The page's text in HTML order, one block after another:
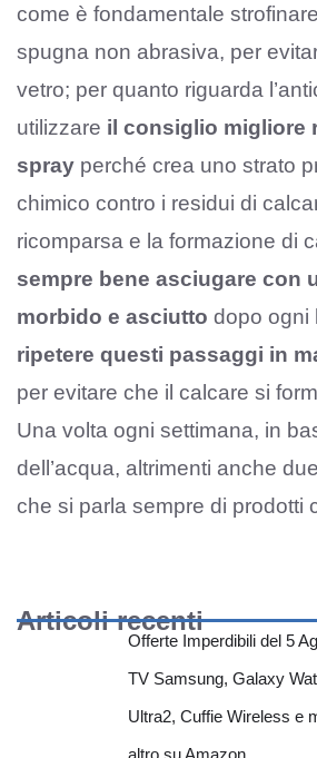
come è fondamentale
spugna non abrasiva, per
vetro; per quanto riguarda
utilizzare il consiglio migliore
spray perché crea uno strato
chimico contro i residui di
ricomparsa e la formazione di
sempre bene asciugare con
morbido e asciutto dopo ogni
ripetere questi passaggi in
per evitare che il calcare si
Una volta ogni settimana, in
dell’acqua, altrimenti anche
che si parla sempre di prodotti
Articoli recenti
Offerte Imperdibili del 5
TV Samsung, Galaxy
Ultra2, Cuffie Wireless e
altro su Amazon